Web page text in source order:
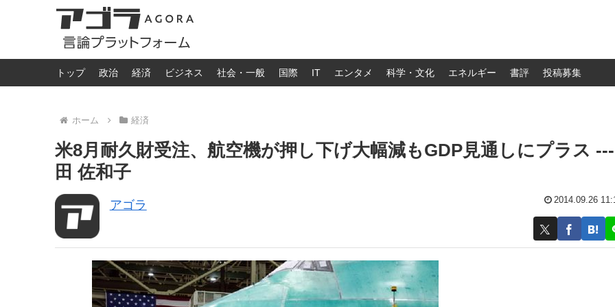
トップ 政治 経済 ビジネス 社会・一般 国際 IT エンタメ 科学・文化 エネルギー 書評 投稿募集
ホーム 経済
米8月耐久財受注、航空機が押し下げ大幅減もGDP見通しにプラス
田 佐和子
アゴラ 2014.09.26